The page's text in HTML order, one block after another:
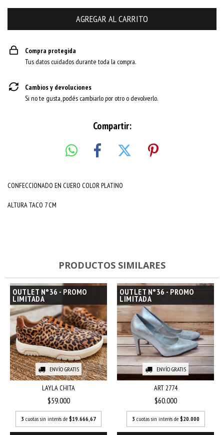
Compra protegida
Tus datos cuidados durante toda la compra.
Cambios y devoluciones
Si no te gusta, podés cambiarlo por otro o devolverlo.
Compartir:
CONFECCIONADO EN CUERO COLOR PLATINO
ALTURA TACO 7 CM
PRODUCTOS SIMILARES
OUTLET N°36 - PROMO
LIMITADA
ENVÍO GRATIS
LAYLA CHITA
$59.000
3 cuotas sin interés de $19.666,67
OUTLET N°36 - PROMO
LIMITADA
ENVÍO GRATIS
ART 2774
$60.000
3 cuotas sin interés de $20.000